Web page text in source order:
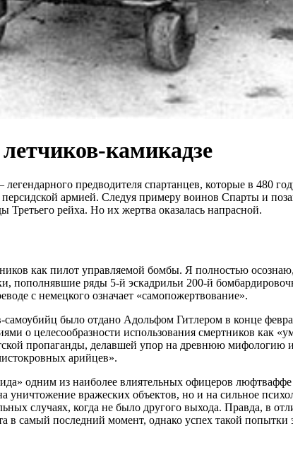
камикадзе
предводителя спартанцев, которые в 480
армией. Следуя примеру воинов Спарты и
рейха. Но их жертва оказалась напрасной.
как пилот управляемой бомбы. Я полностью
пополнявшие ряды 5-й эскадрильи 200-й
с немецкого означает «самопожертвование».
было отдано Адольфом Гитлером в конце
о целесообразности использования смертников как
пропаганды, делавшей упор на древнюю мифологию и
арийцев».
одним из наиболее влиятельных офицеров
вражеских объектов, но и на сильное
случаях, когда не было другого выхода. Правда, в
самый последний момент, однако успех такой попытки